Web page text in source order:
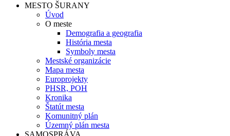
MESTO ŠURANY
Úvod
O meste
Demografia a geografia
História mesta
Symboly mesta
Mestské organizácie
Mapa mesta
Europrojekty
PHSR, POH
Kronika
Štatút mesta
Komunitný plán
Územný plán mesta
SAMOSPRÁVA